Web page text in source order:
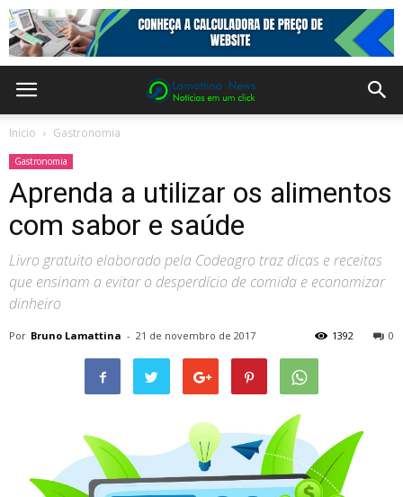
Inicio Gastronomia
Gastronomia
Aprenda a utilizar os alimentos
com sabor e saúde
Livro gratuito elaborado pela Codeagro traz dicas e receitas
que ensinam a evitar o desperdício de comida e economizar
dinheiro
Por Bruno Lamattina - 21 de novembro de 2017 0
1392